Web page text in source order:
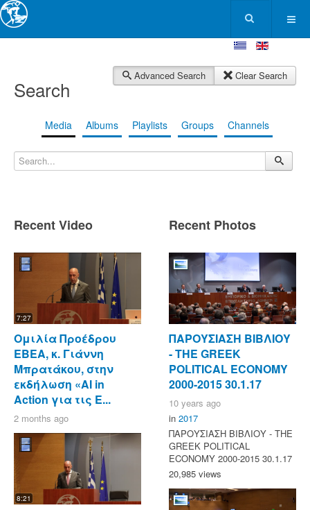
Search
Advanced Search Clear Search
Media Albums Playlists Groups Channels
Recent Video
7:27
Ομιλία Προέδρου
ΕΒΕΑ, κ. Γιάννη
Μπρατάκου, στην
εκδήλωση «AI in
Action για τις Ε...
2 months ago
8:21
Recent Photos
ΠΑΡΟΥΣΙΑΣΗ ΒΙΒΛΙΟΥ
- ΤΗΕ GREEK
POLITICAL ECONOMY
2000-2015 30.1.17
10 years ago
in 2017
ΠΑΡΟΥΣΙΑΣΗ ΒΙΒΛΙΟΥ - ΤΗΕ
GREEK POLITICAL
ECONOMY 2000-2015 30.1.17
20,985 views